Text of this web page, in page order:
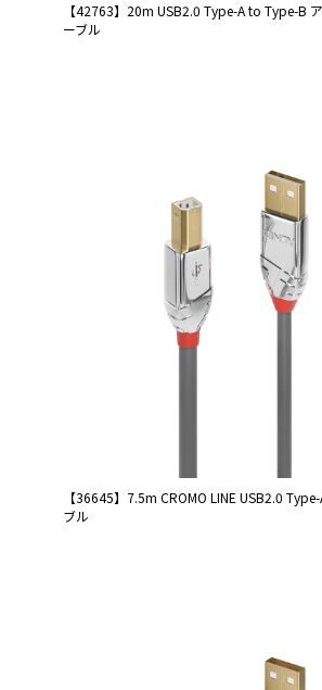
【42763】20m USB2.0 Type-A to Type-B
ーブル
【36645】7.5m CROMO LINE USB2.0
ブル